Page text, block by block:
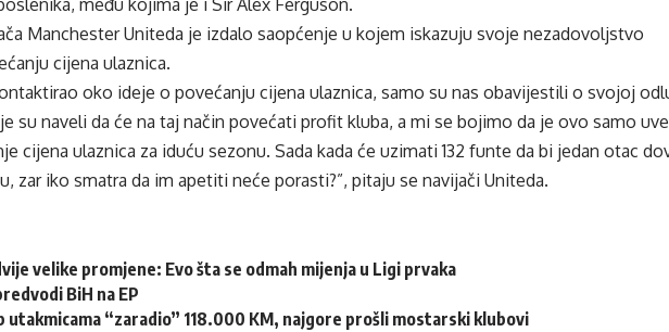
među kojima je i Sir Alex Ferguson.
Manchester Uniteda je izdalo saopćenje u kojem iskazuju svoje nezadovoljstvo
cijena ulaznica.
oko ideje o povećanju cijena ulaznica, samo su nas obavijestili o svojoj
su naveli da će na taj način povećati profit kluba, a mi se bojimo da je ovo samo
cijena ulaznica za iduću sezonu. Sada kada će uzimati 132 funte da bi jedan otac
zar iko smatra da im apetiti neće porasti?”, pitaju se navijači Uniteda.
velike promjene: Evo šta se odmah mijenja u Ligi prvaka
BiH na EP
utakmicama “zaradio” 118.000 KM, najgore prošli mostarski klubovi